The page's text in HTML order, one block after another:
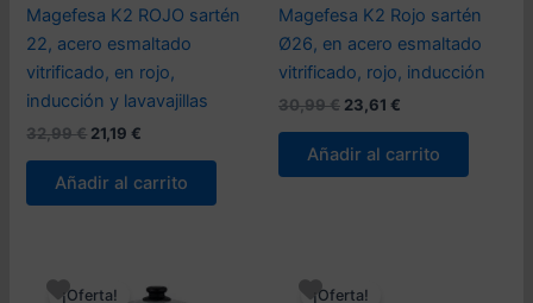
Magefesa K2 ROJO sartén
22, acero esmaltado
vitrificado, en rojo,
inducción y lavavajillas
32,99€ El
original
era:
21,19 €
actual
es:
Añadir al carrito
Magefesa K2 Rojo sartén
Ø26, en acero esmaltado
vitrificado, rojo, inducción
30,99€ El
original
era:
23,61 €
actual
es:
Añadir al carrito
¡Oferta! ¡Oferta!